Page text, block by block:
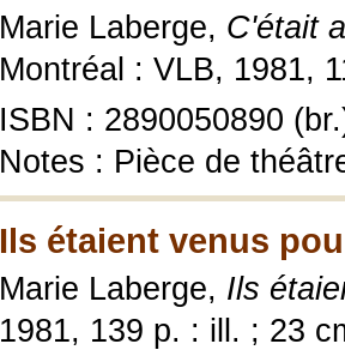
Marie Laberge, C'était
Montréal : VLB, 1981,
ISBN : 2890050890
Notes : Pièce de
Ils étaient venus
Marie Laberge, Ils
1981, 139 p. : ill. ; 23